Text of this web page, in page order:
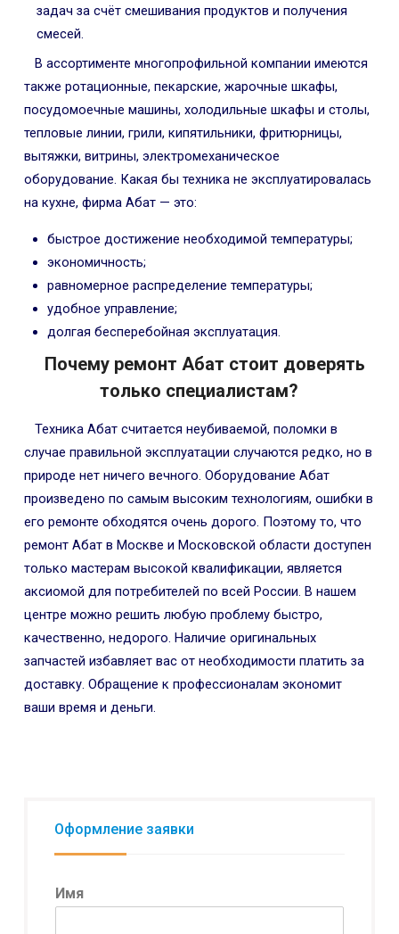
задач за счёт смешивания продуктов и получения
смесей.
В ассортименте многопрофильной компании имеются
также ротационные, пекарские, жарочные шкафы,
посудомоечные машины, холодильные шкафы и столы,
тепловые линии, грили, кипятильники, фритюрницы,
вытяжки, витрины, электромеханическое
оборудование. Какая бы техника не эксплуатировалась
на кухне, фирма Абат — это:
быстрое достижение необходимой температуры;
экономичность;
равномерное распределение температуры;
удобное управление;
долгая бесперебойная эксплуатация.
Почему ремонт Абат стоит доверять
только специалистам?
Техника Абат считается неубиваемой, поломки в
случае правильной эксплуатации случаются редко, но в
природе нет ничего вечного. Оборудование Абат
произведено по самым высоким технологиям, ошибки в
его ремонте обходятся очень дорого. Поэтому то, что
ремонт Абат в Москве и Московской области доступен
только мастерам высокой квалификации, является
аксиомой для потребителей по всей России. В нашем
центре можно решить любую проблему быстро,
качественно, недорого. Наличие оригинальных
запчастей избавляет вас от необходимости платить за
доставку. Обращение к профессионалам экономит
ваши время и деньги.
Оформление заявки
Имя